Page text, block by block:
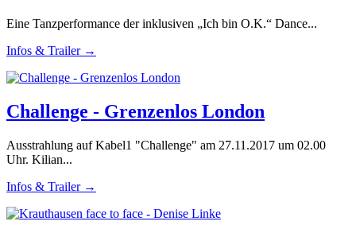
Eine Tanzperformance der inklusiven „Ich bin O.K.“ Dance...
Infos & Trailer →
Challenge - Grenzenlos London
Ausstrahlung auf Kabel1 "Challenge" am 27.11.2017 um 02.00
Uhr. Kilian...
Infos & Trailer →